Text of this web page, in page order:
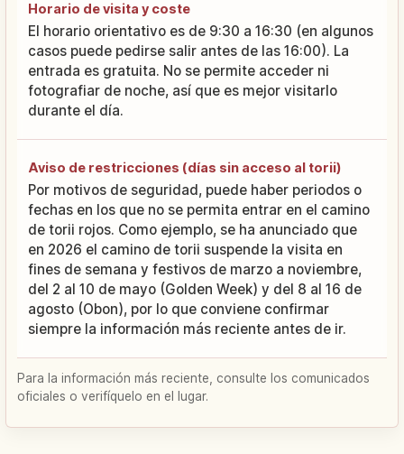
Horario de visita y coste
El horario orientativo es de 9:30 a 16:30 (en algunos
casos puede pedirse salir antes de las 16:00). La
entrada es gratuita. No se permite acceder ni
fotografiar de noche, así que es mejor visitarlo
durante el día.
Aviso de restricciones (días sin acceso al torii)
Por motivos de seguridad, puede haber periodos o
fechas en los que no se permita entrar en el camino
de torii rojos. Como ejemplo, se ha anunciado que
en 2026 el camino de torii suspende la visita en
fines de semana y festivos de marzo a noviembre,
del 2 al 10 de mayo (Golden Week) y del 8 al 16 de
agosto (Obon), por lo que conviene confirmar
siempre la información más reciente antes de ir.
Para la información más reciente, consulte los comunicados
oficiales o verifíquelo en el lugar.